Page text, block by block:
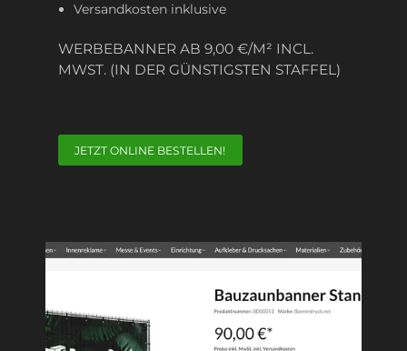
Versandkosten inklusive
WERBEBANNER AB 9,00 €/M² INCL.
MWST. (IN DER GÜNSTIGSTEN STAFFEL)
JETZT ONLINE BESTELLEN!